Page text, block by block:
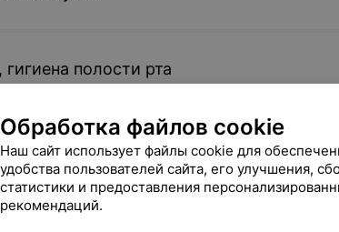
полости рта
и пульпита (терапевтическая
Лечение зубов
Обработка файлов cookie
Наш сайт использует файлы cookie для
удобства пользователей сайта, его улучшения,
статистики и предоставления
рекомендаций.